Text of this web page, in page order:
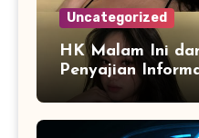
Uncategorized
HK Malam Ini
Penyajian
Selalu Diperbarui